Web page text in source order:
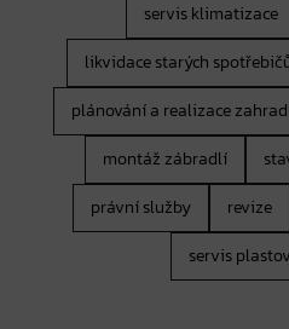
servis klimatizace
likvidace starých
plánování a realizace zahrad
montáž zábradlí
právní služby
revize
servis